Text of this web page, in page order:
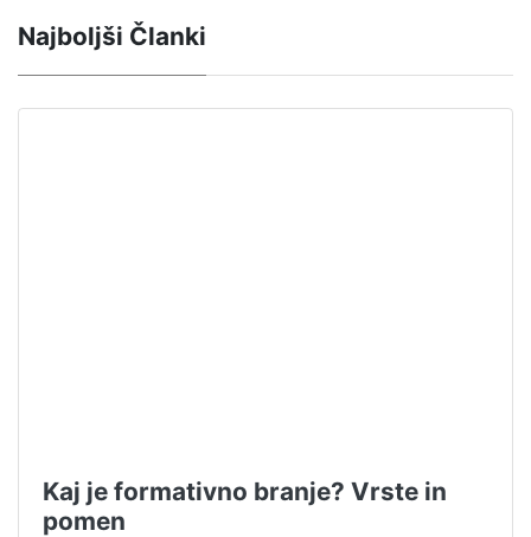
Najboljši Članki
Kaj je formativno branje? Vrste in
pomen